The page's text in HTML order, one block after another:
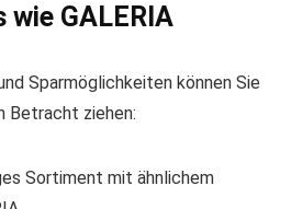
wie GALERIA
Sparmöglichkeiten können Sie
Betracht ziehen:
Sortiment mit ähnlichem